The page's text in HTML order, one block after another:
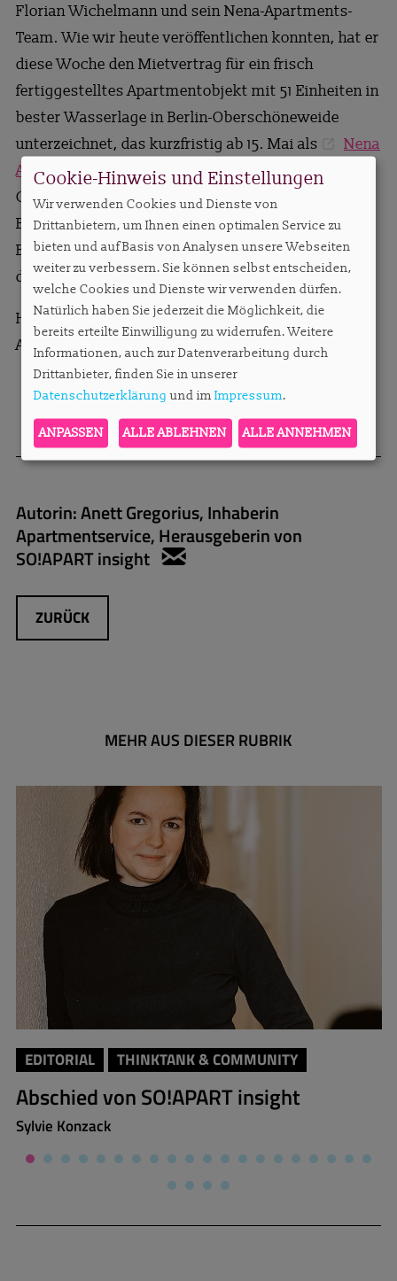
Florian Wichelmann und sein Nena-Apartments-
Team. Wie wir heute veröffentlichen konnten, hat er
diese Woche den Mietvertrag für ein frisch
fertiggestelltes Apartmentobjekt mit 51 Einheiten in
bester Wasserlage in Berlin-Oberschöneweide
unterzeichnet, das kurzfristig ab 15. Mai als
Nena
Apartment SpreeBlau an den Start geht. Mit etwas
Glück geht also auch unter schwierigen
Bedingungen doch noch etwas. Sollte jemand den
Betrieb aufgeben wollen, bitte gern bei mir melden,
die Liste der Übernahmewilligen ist lang…
Herzliche Grüße,
Anett Gregorius
Autorin:Anett Gregorius, Inhaberin
Apartmentservice, Herausgeberin von
SO!APART insight
ZURÜCK
MEHR AUS DIESER RUBRIK
EDITORIAL THINKTANK & COMMUNITY
Abschied von SO!APART insight
Sylvie Konzack
Cookie-Hinweis und Einstellungen
Wir verwenden Cookies und Dienste von
Drittanbietern, um Ihnen einen optimalen Service zu
bieten und auf Basis von Analysen unsere Webseiten
weiter zu verbessern. Sie können selbst entscheiden,
welche Cookies und Dienste wir verwenden dürfen.
Natürlich haben Sie jederzeit die Möglichkeit, die
bereits erteilte Einwilligung zu widerrufen. Weitere
Informationen, auch zur Datenverarbeitung durch
Drittanbieter, finden Sie in unserer
Datenschutzerklärung und im Impressum.
ANPASSEN ALLE ABLEHNEN ALLE ANNEHMEN